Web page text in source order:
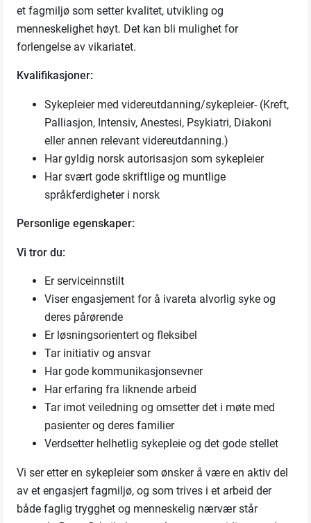
et fagmiljø som setter kvalitet, utvikling og
menneskelighet høyt. Det kan bli mulighet for
forlengelse av vikariatet.
Kvalifikasjoner:
Sykepleier med videreutdanning/sykepleier- (Kreft,
Palliasjon, Intensiv, Anestesi, Psykiatri, Diakoni
eller annen relevant videreutdanning.)
Har gyldig norsk autorisasjon som sykepleier
Har svært gode skriftlige og muntlige
språkferdigheter i norsk
Personlige egenskaper:
Vi tror du:
Er serviceinnstilt
Viser engasjement for å ivareta alvorlig syke og
deres pårørende
Er løsningsorientert og fleksibel
Tar initiativ og ansvar
Har gode kommunikasjonsevner
Har erfaring fra liknende arbeid
Tar imot veiledning og omsetter det i møte med
pasienter og deres familier
Verdsetter helhetlig sykepleie og det gode stellet
Vi ser etter en sykepleier som ønsker å være en aktiv del
av et engasjert fagmiljø, og som trives i et arbeid der
både faglig trygghet og menneskelig nærvær står